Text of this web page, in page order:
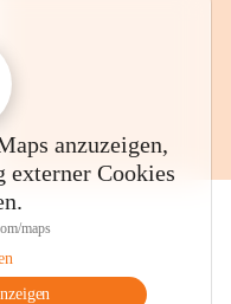
anzuzeigen,
externer Cookies
maps